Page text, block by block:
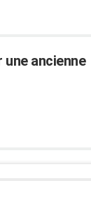
ancienne